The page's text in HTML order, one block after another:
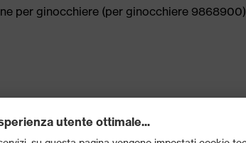
per ginocchiere (per ginocchiere 9868900)